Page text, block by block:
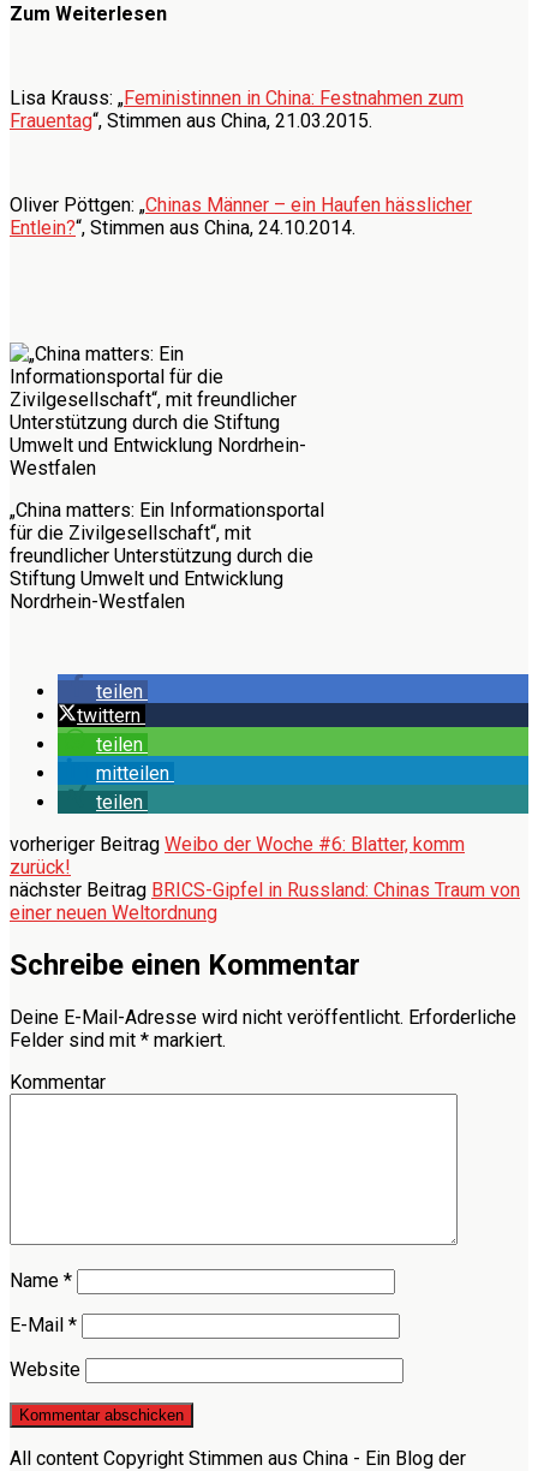
Zum Weiterlesen
Lisa Krauss: „Feministinnen in China: Festnahmen zum
Frauentag“, Stimmen aus China, 21.03.2015.
Oliver Pöttgen: „Chinas Männer – ein Haufen hässlicher
Entlein?“, Stimmen aus China, 24.10.2014.
„China matters: Ein Informationsportal
für die Zivilgesellschaft“, mit
freundlicher Unterstützung durch die
Stiftung Umwelt und Entwicklung
Nordrhein-Westfalen
teilen
twittern
teilen
mitteilen
teilen
vorheriger Beitrag Weibo der Woche #6: Blatter, komm
zurück!
nächster Beitrag BRICS-Gipfel in Russland: Chinas Traum von
einer neuen Weltordnung
Schreibe einen Kommentar
Deine E-Mail-Adresse wird nicht veröffentlicht. Erforderliche
Felder sind mit * markiert.
Kommentar
Name *
E-Mail *
Website
All content Copyright Stimmen aus China - Ein Blog der